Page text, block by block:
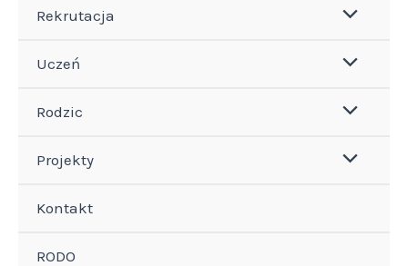
Rekrutacja
Uczeń
Rodzic
Projekty
Kontakt
RODO